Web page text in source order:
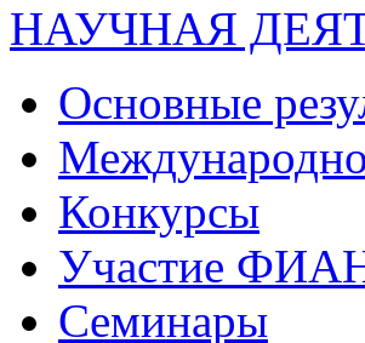
НАУЧНАЯ
Основные
Конкурсы
Участие
Семинары